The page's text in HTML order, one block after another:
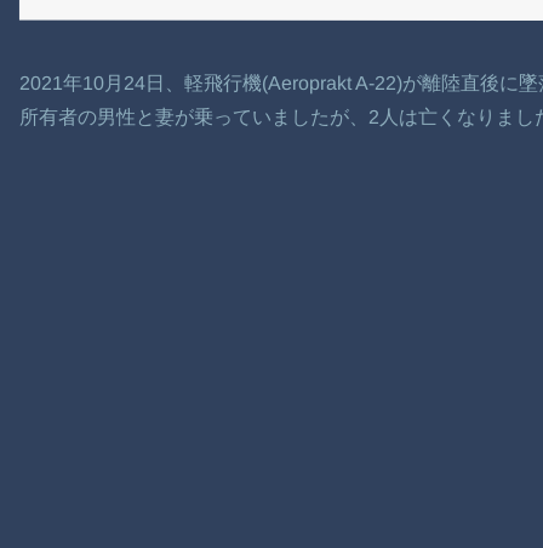
2021年10月24日、軽飛行機(Aeroprakt A-22)が離陸直後に
所有者の男性と妻が乗っていましたが、2人は亡くなりま